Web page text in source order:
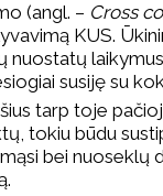
(angl. – Cross
KUS.
nuostatų
susiję su
tarp toje
tokiu būdu
bei nuoseklų